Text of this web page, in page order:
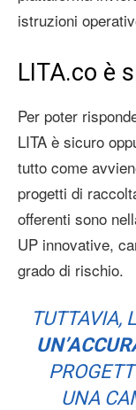
istruzioni
LITA.co è
Per poter
LITA è sicuro
tutto come
progetti di
offerenti sono
UP innovative,
grado di rischio.
TUTTAVIA,
UNA